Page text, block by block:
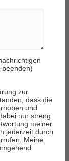
beenden)
zur
dass die
und
nur streng
meiner
jederzeit durch
Meine